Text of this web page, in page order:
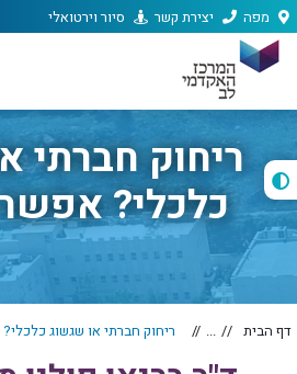
מפה יצירת קשר סיור וירטואלי
ריחוק חברתי
כלכלי?
דף הבית ... ריחוק חברתי או שגשוג